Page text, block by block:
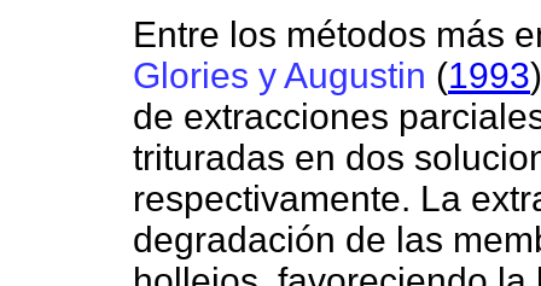
Entre los métodos más
Glories y Augustin (1993
de extracciones
trituradas en dos
respectivamente. La
degradación de las